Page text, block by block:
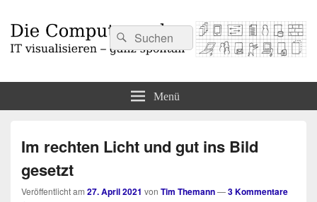
Suchen
nach:
Suchen
Menü
Im rechten Licht und gut ins Bild
gesetzt
Veröffentlicht am 27. April 2021 von Tim Themann—3 Kommentare